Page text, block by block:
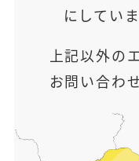
にしていま
上記以外の
お問い合わ